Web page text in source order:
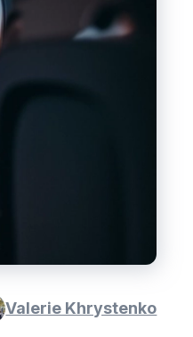
Valerie Khrystenko